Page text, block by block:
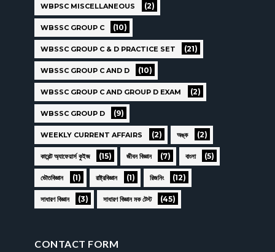
WBPSC MISCELLANEOUS (2)
WBSSC GROUP C (10)
WBSSC GROUP C & D PRACTICE SET (21)
WBSSC GROUP C AND D (10)
WBSSC GROUP C AND GROUP D EXAM (2)
WBSSC GROUP D (9)
WEEKLY CURRENT AFFAIRS (2) অঙ্ক (2)
কারেন্ট অ্যাফেয়ার্স কুইজ (15) জীবন বিজ্ঞান (7) বাংলা (5)
ভৌতবিজ্ঞান (1) রাষ্ট্রবিজ্ঞান (1) রিজনিং (12)
সাধারণ বিজ্ঞান (3) সাধারণ বিজ্ঞান মক টেস্ট (45)
CONTACT FORM